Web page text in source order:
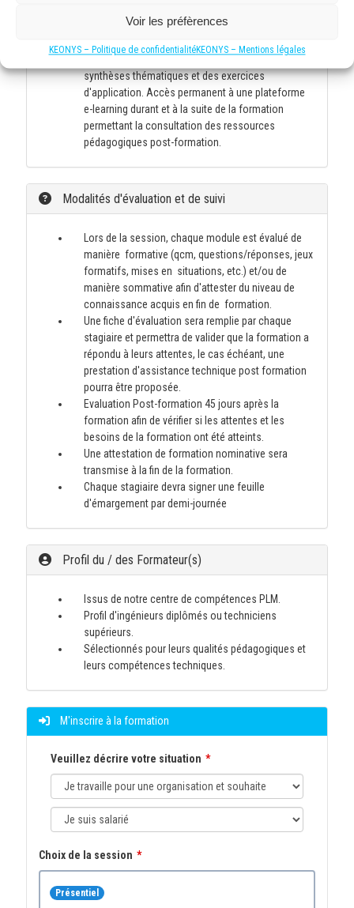
Voir les préfèrences
KEONYS – Politique de confidentialitéKEONYS – Mentions légales
Documentation pédagogique exhaustive (formats
numérique et/ou imprimé) comprenant des
synthèses thématiques et des exercices
d'application. Accès permanent à une plateforme
e-learning durant et à la suite de la formation
permettant la consultation des ressources
pédagogiques post-formation.
Modalités d'évaluation et de suivi
Lors de la session, chaque module est évalué de
manière formative (qcm, questions/réponses, jeux
formatifs, mises en situations, etc.) et/ou de
manière sommative afin d'attester du niveau de
connaissance acquis en fin de formation.
Une fiche d'évaluation sera remplie par chaque
stagiaire et permettra de valider que la formation a
répondu à leurs attentes, le cas échéant, une
prestation d'assistance technique post formation
pourra être proposée.
Evaluation Post-formation 45 jours après la
formation afin de vérifier si les attentes et les
besoins de la formation ont été atteints.
Une attestation de formation nominative sera
transmise à la fin de la formation.
Chaque stagiaire devra signer une feuille
d'émargement par demi-journée
Profil du / des Formateur(s)
Issus de notre centre de compétences PLM.
Profil d'ingénieurs diplômés ou techniciens
supérieurs.
Sélectionnés pour leurs qualités pédagogiques et
leurs compétences techniques.
M'inscrire à la formation
Veuillez décrire votre situation
Choix de la session
Présentiel